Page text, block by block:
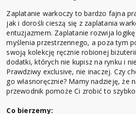
Zaplatanie warkoczy to bardzo fajna
jak i dorośli cieszą się z zaplatania
entuzjazmem. Zaplatanie rozwija
myślenia przestrzennego, a poza tym
swoją kolekcję ręcznie robionej
dodatki, których nie kupisz na rynku i
Prawdziwy exclusive, nie inaczej. Czy
go własnoręcznie? Mamy nadzieję, że
przewodnik pomoże Ci zrobić to
Co bierzemy: